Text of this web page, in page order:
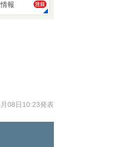
報 注目
08日10:23発表